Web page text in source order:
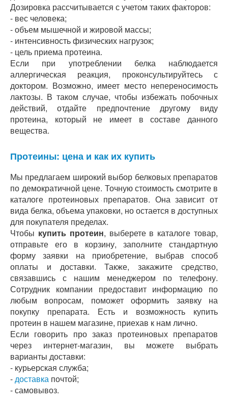
Дозировка рассчитывается с учетом таких факторов:
- вес человека;
- объем мышечной и жировой массы;
- интенсивность физических нагрузок;
- цель приема протеина.
Если при употреблении белка наблюдается
аллергическая реакция, проконсультируйтесь с
доктором. Возможно, имеет место непереносимость
лактозы. В таком случае, чтобы избежать побочных
действий, отдайте предпочтение другому виду
протеина, который не имеет в составе данного
вещества.
Протеины: цена и как их купить
Мы предлагаем широкий выбор белковых препаратов
по демократичной цене. Точную стоимость смотрите в
каталоге протеиновых препаратов. Она зависит от
вида белка, объема упаковки, но остается в доступных
для покупателя пределах.
Чтобы купить протеин, выберете в каталоге товар,
отправьте его в корзину, заполните стандартную
форму заявки на приобретение, выбрав способ
оплаты и доставки. Также, закажите средство,
связавшись с нашим менеджером по телефону.
Сотрудник компании предоставит информацию по
любым вопросам, поможет оформить заявку на
покупку препарата. Есть и возможность купить
протеин в нашем магазине, приехав к нам лично.
Если говорить про заказ протеиновых препаратов
через интернет-магазин, вы можете выбрать
варианты доставки:
- курьерская служба;
-доставка почтой;
- самовывоз.